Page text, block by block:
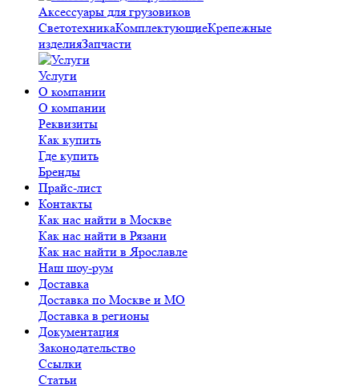
Аксессуары для грузовиков
СветотехникаКомплектующиеКрепежные
изделияЗапчасти
Услуги
О компании
О компании
Реквизиты
Как купить
Где купить
Бренды
Прайс-лист
Контакты
Как нас найти в Москве
Как нас найти в Рязани
Как нас найти в Ярославле
Наш шоу-рум
Доставка
Доставка по Москве и МО
Доставка в регионы
Документация
Законодательство
Ссылки
Статьи